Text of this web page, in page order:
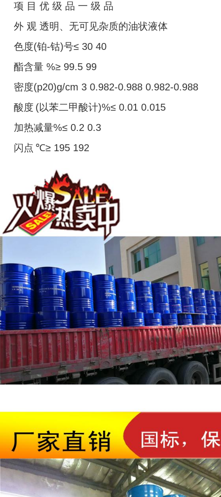
项 目 优 级 品 一 级 品
外 观 透明、无可见杂质的油状液体
色度(铂-钴)号≤ 30 40
酯含量 %≥ 99.5 99
密度(p20)g/cm 3 0.982-0.988 0.982-0.988
酸度 (以苯二甲酸计)%≤ 0.01 0.015
加热减量%≤ 0.2 0.3
闪点 ℃≥ 195 192